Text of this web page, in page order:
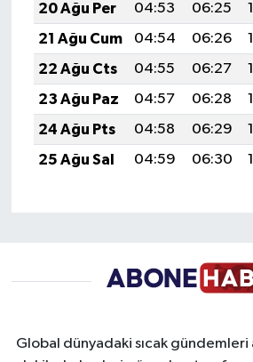
20 Ağu Per
04:53 06:25
21 Ağu Cum
04:54 06:26
22 Ağu Cts
04:55 06:27
23 Ağu Paz
04:57 06:28
24 Ağu Pts
04:58 06:29
25 Ağu Sal
04:59 06:30
Global dünyadaki sıcak gündemleri